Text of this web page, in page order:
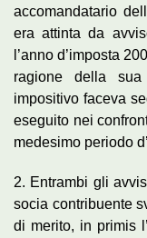
accomandatario
era attinta da
l’anno d’imposta
ragione della sua
impositivo faceva
eseguito nei
medesimo periodo
2. Entrambi gli
socia contribuente
di merito, in primis